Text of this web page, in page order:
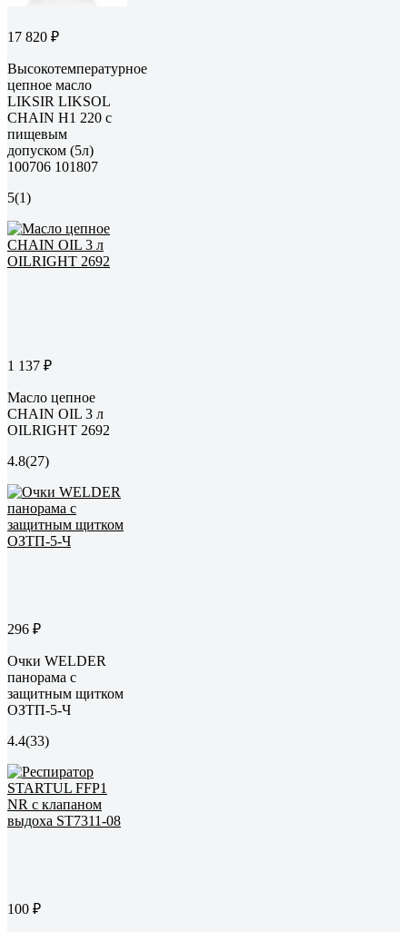
17 820 ₽
Высокотемпературное
цепное масло
LIKSIR LIKSOL
CHAIN H1 220 с
пищевым
допуском (5л)
100706 101807
5(1)
1 137 ₽
Масло цепное
CHAIN OIL 3 л
OILRIGHT 2692
4.8(27)
296 ₽
Очки WELDER
панорама с
защитным щитком
ОЗТП-5-Ч
4.4(33)
100 ₽